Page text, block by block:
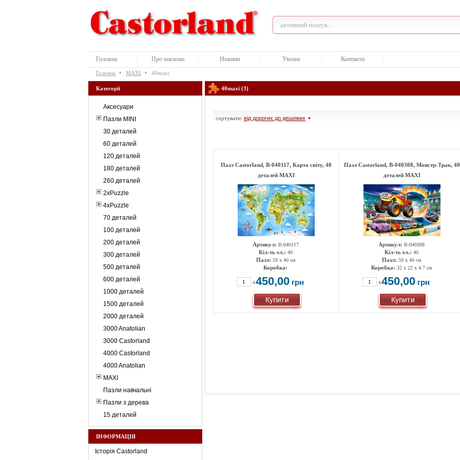
Головна Про магазин Новини Умови Контакти
Головна MAXI 40maxi
Категорії
Аксесуари
Пазли MINI
30 деталей
60 деталей
120 деталей
180 деталей
260 деталей
2xPuzzle
4xPuzzle
70 деталей
100 деталей
200 деталей
300 деталей
500 деталей
600 деталей
1000 деталей
1500 деталей
2000 деталей
3000 Anatolian
3000 Castorland
4000 Castorland
4000 Anatolian
MAXI
Пазли навчальні
Пазли з дерева
15 деталей
ІНФОРМАЦІЯ
Історія Castorland
40maxi (3)
сортувати: від дорогих до дешевих
Пазл Castorland, B-040117, Карта світу, 40
деталей MAXI
Артикул: B-040117
Кіл-ть ел.: 40
Пазл: 59 х 40 см
Коробка:
x450,00 грн
Пазл Castorland, B-040308, Монстр-Трак, 40
деталей MAXI
Артикул: B-040308
Кіл-ть ел.: 40
Пазл: 59 х 40 см
Коробка: 32 x 22 x 4.7 см
x450,00 грн